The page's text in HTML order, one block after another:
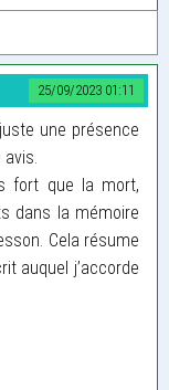
25/09/2023 01:11
une présence
fort que la mort,
dans la mémoire
Cela résume
auquel j’accorde